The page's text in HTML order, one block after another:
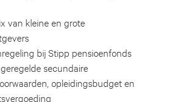
van kleine en grote
bij Stipp pensioenfonds
secundaire
opleidingsbudget en